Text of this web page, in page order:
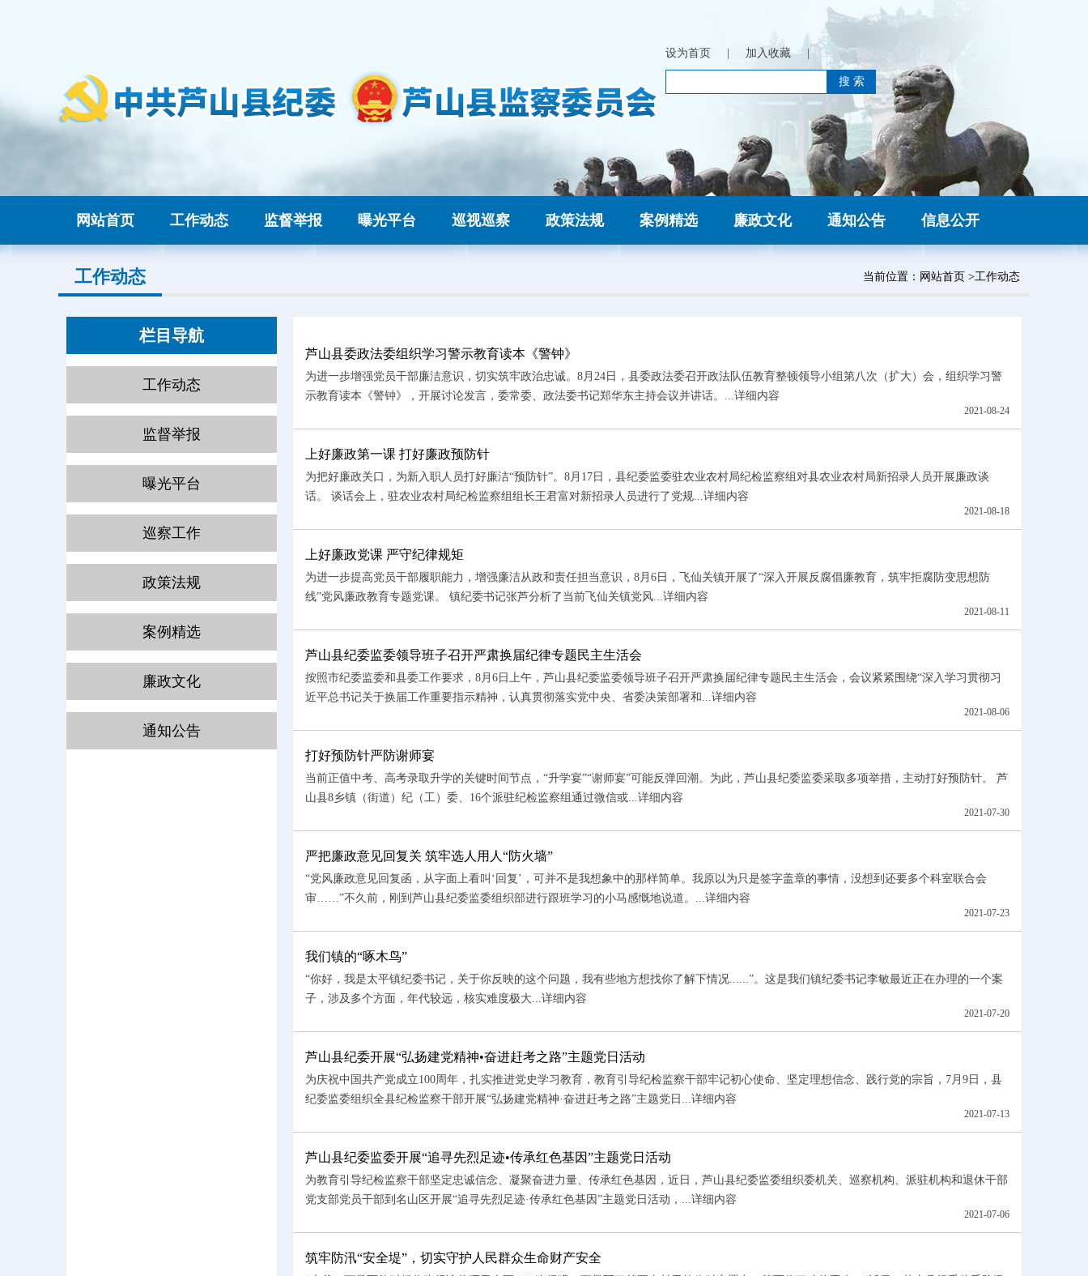
设为首页 加入收藏|
网站首页 工作动态 监督举报 曝光平台 巡视巡察 政策法规 案例精选 廉政文化 通知公告 信息公开
工作动态 当前位置： 网站首页 >工作动态
栏目导航
工作动态
监督举报
曝光平台
巡察工作
政策法规
案例精选
廉政文化
通知公告
芦山县委政法委组织学习警示教育读本《警钟》
为进一步增强党员干部廉洁意识，切实筑牢政治忠诚。8月24日，县委政法委召开政法队伍教育整顿领导小组第八次（扩大）会，组织学习警
示教育读本《警钟》，开展讨论发言，委常委、政法委书记郑华东主持会议并讲话。...详细内容
2021-08-24
上好廉政第一课 打好廉政预防针
为把好廉政关口，为新入职人员打好廉洁“预防针”。8月17日，县纪委监委驻农业农村局纪检监察组对县农业农村局新招录人员开展廉政谈
话。 谈话会上，驻农业农村局纪检监察组组长王君富对新招录人员进行了党规...详细内容
2021-08-18
上好廉政党课 严守纪律规矩
为进一步提高党员干部履职能力，增强廉洁从政和责任担当意识，8月6日，飞仙关镇开展了“深入开展反腐倡廉教育，筑牢拒腐防变思想防
线”党风廉政教育专题党课。 镇纪委书记张芦分析了当前飞仙关镇党风...详细内容
2021-08-11
芦山县纪委监委领导班子召开严肃换届纪律专题民主生活会
按照市纪委监委和县委工作要求，8月6日上午，芦山县纪委监委领导班子召开严肃换届纪律专题民主生活会，会议紧紧围绕“深入学习贯彻习
近平总书记关于换届工作重要指示精神，认真贯彻落实党中央、省委决策部署和...详细内容
2021-08-06
打好预防针严防谢师宴
当前正值中考、高考录取升学的关键时间节点，“升学宴”“谢师宴”可能反弹回潮。为此，芦山县纪委监委采取多项举措，主动打好预防针。 芦
山县8乡镇（街道）纪（工）委、16个派驻纪检监察组通过微信或...详细内容
2021-07-30
严把廉政意见回复关 筑牢选人用人“防火墙”
“党风廉政意见回复函，从字面上看叫‘回复’，可并不是我想象中的那样简单。我原以为只是签字盖章的事情，没想到还要多个科室联合会
审……”不久前，刚到芦山县纪委监委组织部进行跟班学习的小马感慨地说道。...详细内容
2021-07-23
我们镇的“啄木鸟”
“你好，我是太平镇纪委书记，关于你反映的这个问题，我有些地方想找你了解下情况......”。这是我们镇纪委书记李敏最近正在办理的一个案
子，涉及多个方面，年代较远，核实难度极大...详细内容
2021-07-20
芦山县纪委开展“弘扬建党精神•奋进赶考之路”主题党日活动
为庆祝中国共产党成立100周年，扎实推进党史学习教育，教育引导纪检监察干部牢记初心使命、坚定理想信念、践行党的宗旨，7月9日，县
纪委监委组织全县纪检监察干部开展“弘扬建党精神·奋进赶考之路”主题党日...详细内容
2021-07-13
芦山县纪委监委开展“追寻先烈足迹•传承红色基因”主题党日活动
为教育引导纪检监察干部坚定忠诚信念、凝聚奋进力量、传承红色基因，近日，芦山县纪委监委组织委机关、巡察机构、派驻机构和退休干部
党支部党员干部到名山区开展“追寻先烈足迹·传承红色基因”主题党日活动，...详细内容
2021-07-06
筑牢防汛“安全堤”，切实守护人民群众生命财产安全